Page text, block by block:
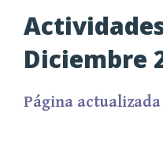
Diciembre
Página actualizada